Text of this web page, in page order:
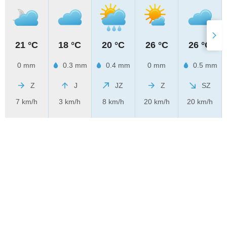
21 °C
0 mm
Z
7 km/h
18 °C
0.3 mm
J
3 km/h
20 °C
0.4 mm
JZ
8 km/h
26 °C
0 mm
Z
20 km/h
26 °C
0.5 mm
SZ
20 km/h